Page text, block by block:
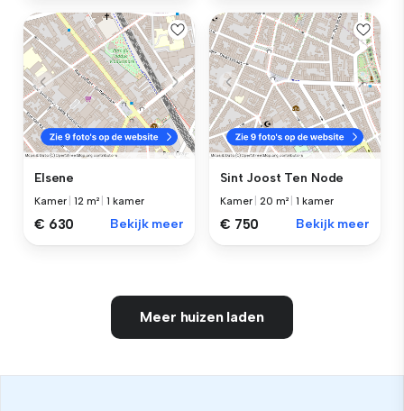
Elsene
Kamer |12 m² |1 kamer
€ 630 Bekijk meer
Sint Joost Ten Node
Kamer |20 m² |1 kamer
€ 750 Bekijk meer
Meer huizen laden